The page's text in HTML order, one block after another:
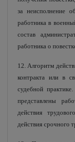
за неисполнение
работника в
состав
работника о
12. Алгоритм
контракта или в
судебной
представлены
действия
действия срочного